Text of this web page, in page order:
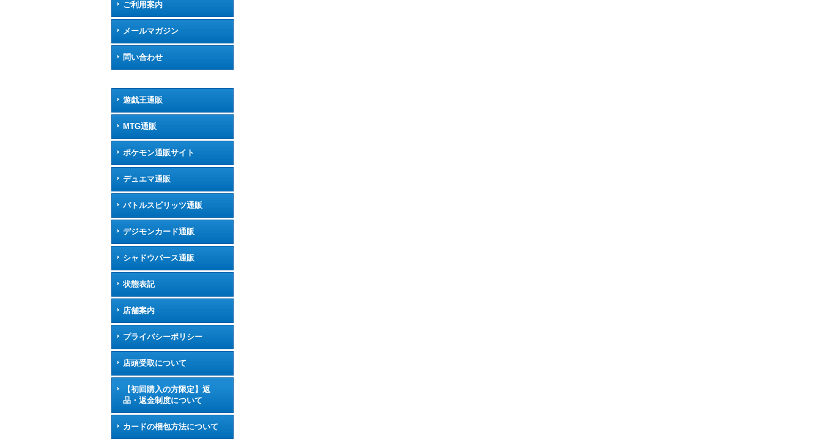
ご利用案内
メールマガジン
問い合わせ
遊戯王通販
MTG通販
ポケモン通販サイト
デュエマ通販
バトルスピリッツ通販
デジモンカード通販
シャドウバース通販
状態表記
店舗案内
プライバシーポリシー
店頭受取について
【初回購入の方限定】返
品・返金制度について
カードの梱包方法について